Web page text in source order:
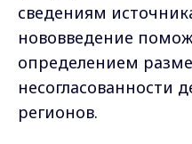
сведениям
нововведение
определением
несогласованности
регионов.